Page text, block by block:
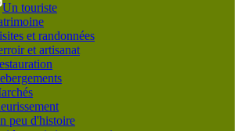
Un touriste
et randonnées
et artisanat
peu d'histoire